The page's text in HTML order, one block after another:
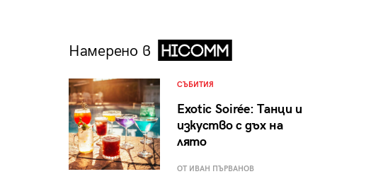
Намерено в
СЪБИТИЯ
Exotic Soirée: Танци и
изкуство с дъх на
лято
ОТ ИВАН ПЪРВАНОВ